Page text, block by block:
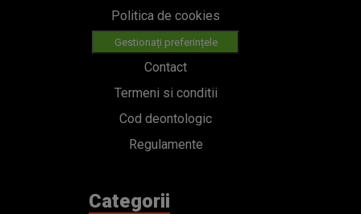
Politica de cookies
Gestionați preferințele
Contact
Termeni si conditii
Cod deontologic
Regulamente
Categorii